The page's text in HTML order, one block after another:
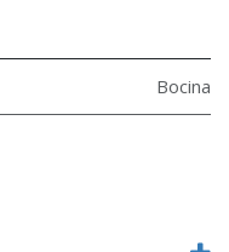
Bocina